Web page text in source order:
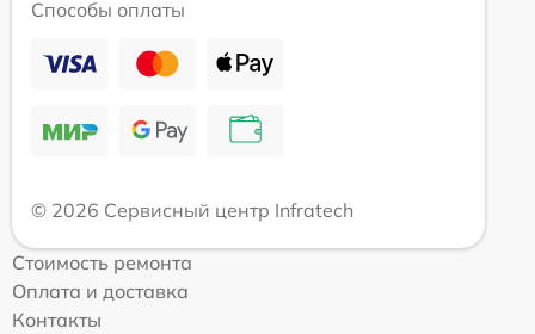
Способы оплаты
© 2026 Сервисный центр Infratech
Стоимость ремонта
Оплата и доставка
Контакты